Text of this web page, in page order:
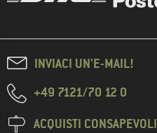
INVIACI UN'E-MAIL!
+49 7121/70 12 0
ACQUISTI CONSAPEVOLI